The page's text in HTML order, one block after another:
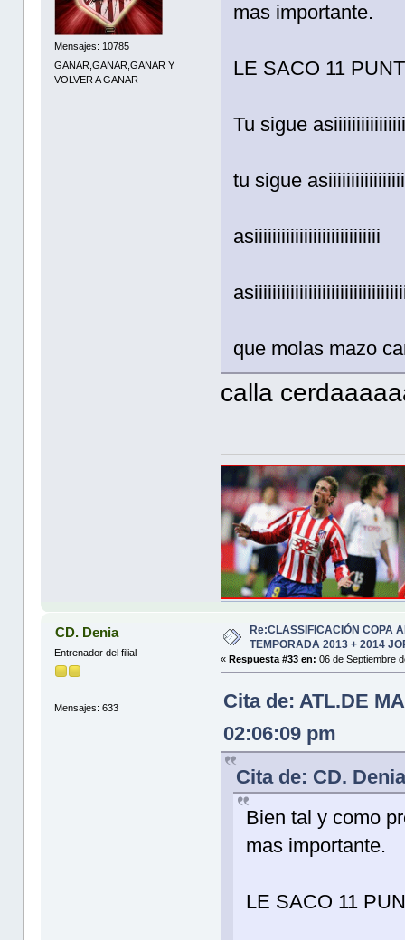
Mensajes: 10785
GANAR,GANAR,GANAR Y
VOLVER A GANAR
mas importante.
LE SACO 11
Tu sigue
tu sigue
asiiiiiiiiiiiiiiiiiiiiiiiiiiii
que molas mazo
calla
CD. Denia
Entrenador del filial
Mensajes: 633
Re:CLASSIFICACIÓN COPA
TEMPORADA 2013 + 2014
«Respuesta #33 en: 06 de Septiembre
Cita de: ATL.DE
02:06:09 pm
Cita de: CD.
Bien tal y como
mas importante.
LE SACO 11